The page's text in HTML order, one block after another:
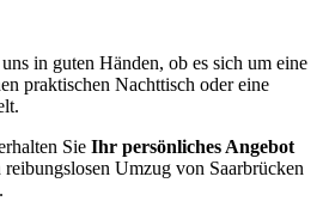
in guten Händen, ob es sich um eine
praktischen Nachttisch oder eine
Sie Ihr persönliches Angebot
Umzug von Saarbrücken